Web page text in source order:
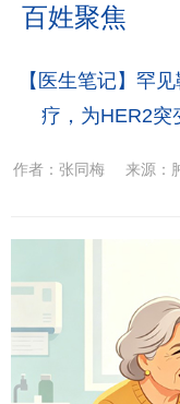
百姓聚焦
【医生笔记】罕
疗，为HER2突
作者：张同梅 来源：